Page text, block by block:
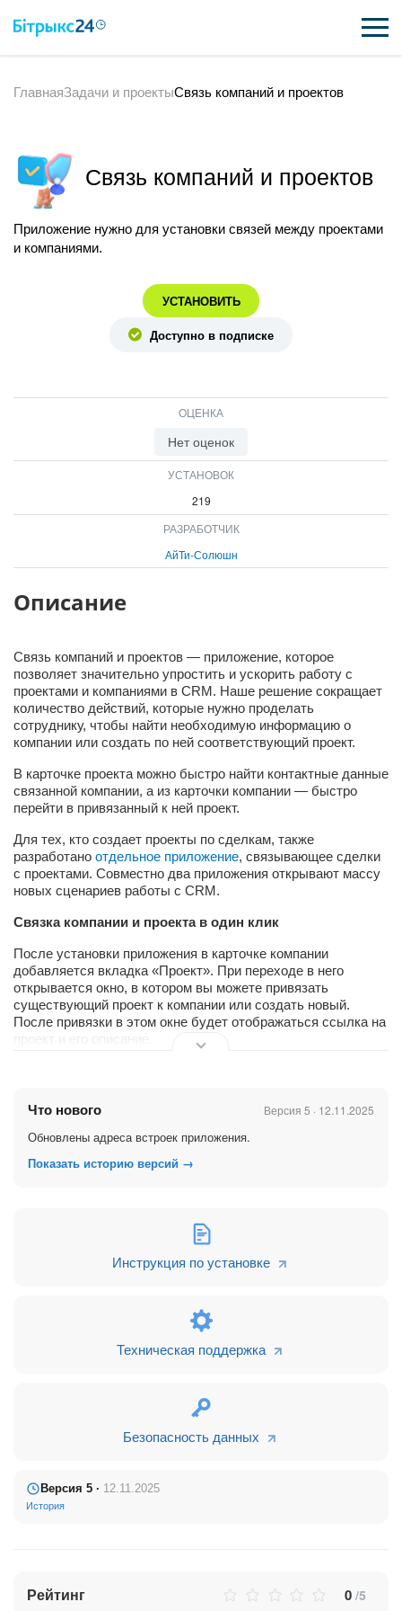
ВОЗМОЖНОСТИ
ИНТЕГРАЦИИ
ВХОД
ГлавнаяЗадачи и проектыСвязь компаний и проектов
Связь компаний и проектов
Приложение нужно для установки связей между проектами
и компаниями.
УСТАНОВИТЬ
Доступно в подписке
ОЦЕНКА
Нет оценок
УСТАНОВОК
219
РАЗРАБОТЧИК
АйТи-Солюшн
Описание
Связь компаний и проектов — приложение, которое
позволяет значительно упростить и ускорить работу с
проектами и компаниями в CRM. Наше решение сокращает
количество действий, которые нужно проделать
сотруднику, чтобы найти необходимую информацию о
компании или создать по ней соответствующий проект.
В карточке проекта можно быстро найти контактные данные
связанной компании, а из карточки компании — быстро
перейти в привязанный к ней проект.
Для тех, кто создает проекты по сделкам, также
разработано отдельное приложение, связывающее сделки
с проектами. Совместно два приложения открывают массу
новых сценариев работы с CRM.
Связка компании и проекта в один клик
После установки приложения в карточке компании
добавляется вкладка «Проект». При переходе в него
открывается окно, в котором вы можете привязать
существующий проект к компании или создать новый.
После привязки в этом окне будет отображаться ссылка на
В карточке проекта создается вкладка «Компания». В нем
предлагается привязать компанию к проекту, если она еще
не привязана. В случае если компания уже привязана,
карточку.
_________________________
Что нового Версия 5 · 12.11.2025
Обновлены адреса встроек приложения.
Показать историю версий →
Инструкция по установке
Техническая поддержка
Безопасность данных
Версия 5 · 12.11.2025
История
Рейтинг 0 /5